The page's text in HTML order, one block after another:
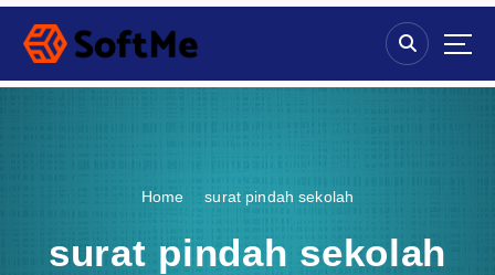
S
p
Home surat pindah sekolah
surat pindah sekolah